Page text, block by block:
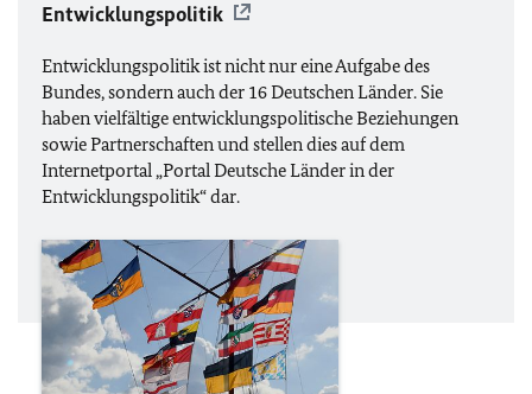
Entwicklungspolitik
Entwicklungspolitik ist nicht nur eine Aufgabe des
Bundes, sondern auch der 16 Deutschen Länder. Sie
haben vielfältige entwicklungspolitische Beziehungen
sowie Partnerschaften und stellen dies auf dem
Internetportal „Portal Deutsche Länder in der
Entwicklungspolitik“ dar.